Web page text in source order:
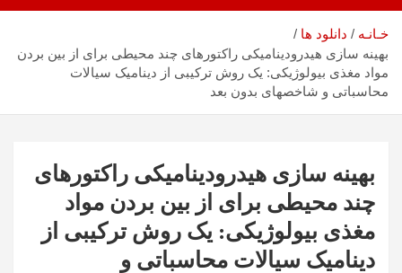
خـانـه دانلود ها
بهینه سازی هیدرودینامیکی راکتورهای چند محیطی برای از بین بردن
مواد مغذی بیولوژیکی: یک روش ترکیبی از دینامیک سیالات
محاسباتی و شاخصهای بدون بعد
بهینه سازی هیدرودینامیکی راکتورهای
چند محیطی برای از بین بردن مواد
مغذی بیولوژیکی: یک روش ترکیبی از
دینامیک سیالات محاسباتی و